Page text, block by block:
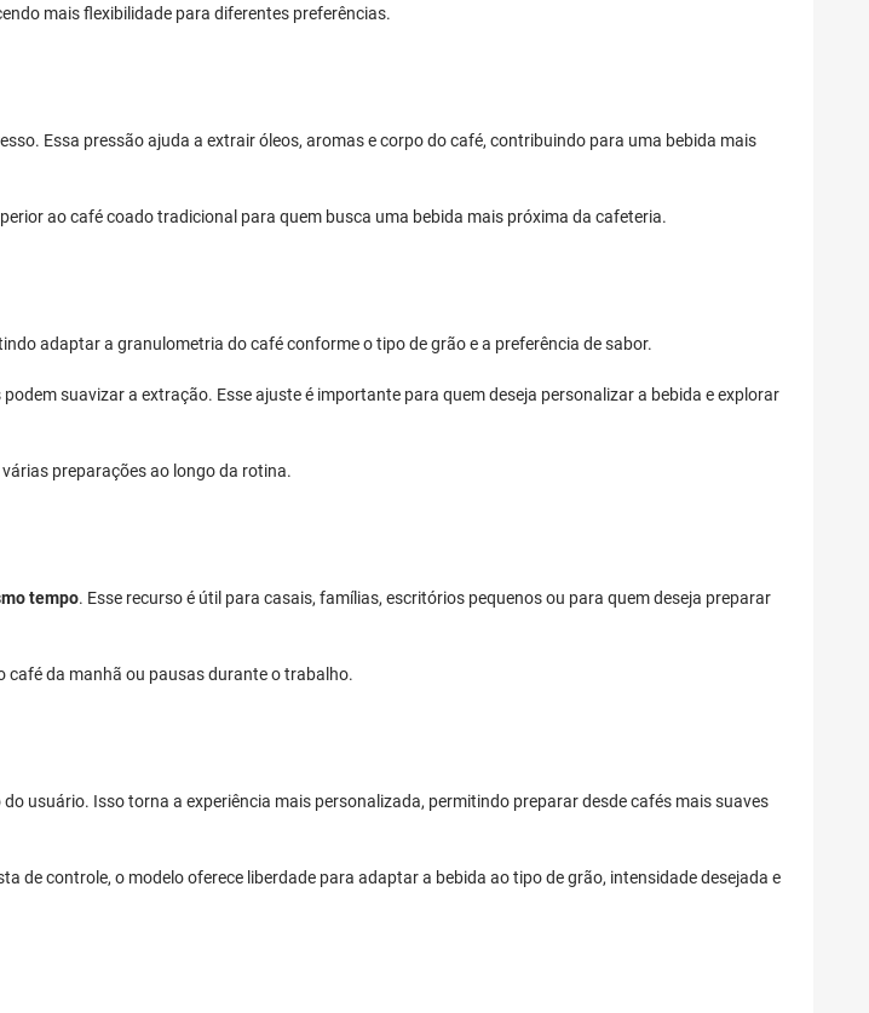
mais flexibilidade para diferentes preferências.
Essa pressão ajuda a extrair óleos, aromas e corpo do café, contribuindo para uma bebida mais
ao café coado tradicional para quem busca uma bebida mais próxima da cafeteria.
adaptar a granulometria do café conforme o tipo de grão e a preferência de sabor.
suavizar a extração. Esse ajuste é importante para quem deseja personalizar a bebida e explorar
preparações ao longo da rotina.
tempo. Esse recurso é útil para casais, famílias, escritórios pequenos ou para quem deseja preparar
café da manhã ou pausas durante o trabalho.
usuário. Isso torna a experiência mais personalizada, permitindo preparar desde cafés mais suaves
de controle, o modelo oferece liberdade para adaptar a bebida ao tipo de grão, intensidade desejada e